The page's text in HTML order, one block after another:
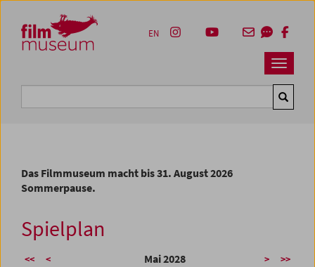
Zum Inhalt
Zum Hauptmenü
Zur Servicenavigation
Zum Suche
Navbar
EN
Das Filmmuseum macht bis 31. August 2026
Sommerpause.
Spielplan
<< < Mai 2028 > >>